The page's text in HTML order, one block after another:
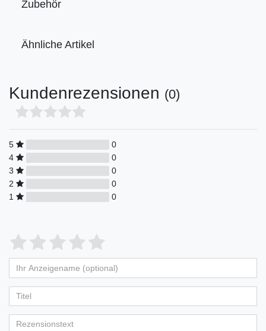
Zubehör
Ähnliche Artikel
Kundenrezensionen (0)
5
0
4
0
3
0
2
0
1
0
Bewertungssterne
von
5
Bewertungssternen
4
von
5
Bewertungssternen
3
von
5
Bewertungssternen
2
von
5
Bewertungssternen
1
von
5
Bewertungssternen
Anzeigename
(optional)